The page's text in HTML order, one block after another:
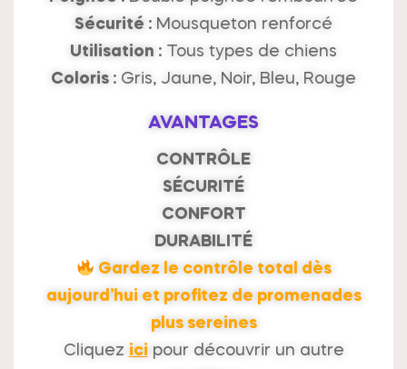
Sécurité : Mousqueton renforcé
Utilisation : Tous types de chiens
Coloris : Gris, Jaune, Noir, Bleu, Rouge
AVANTAGES
CONTRÔLE
SÉCURITÉ
CONFORT
DURABILITÉ
Gardez le contrôle total dès
aujourd’hui et profitez de promenades
plus sereines
Cliquez ici pour découvrir un autre